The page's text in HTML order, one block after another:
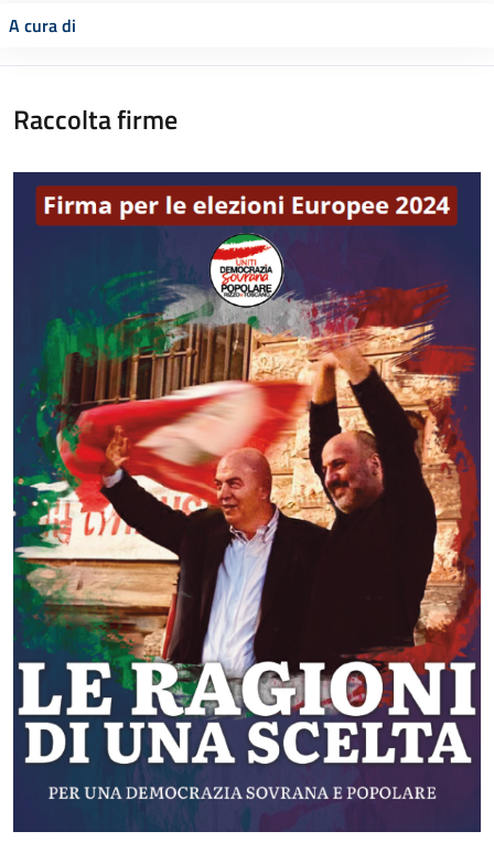
A cura di
Raccolta firme